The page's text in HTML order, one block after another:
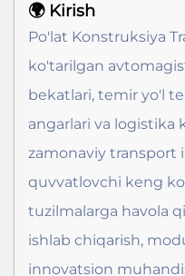
🌍 Kirish
Po'lat Konstruksiya
ko'tarilgan
bekatlari, temir yo'l
angarlari va logistika
zamonaviy transport
quvvatlovchi keng
tuzilmalarga havola
ishlab chiqarish,
innovatsion